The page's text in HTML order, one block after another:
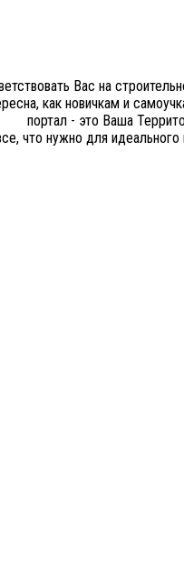
Вас на
как новичкам и
портал - это Ваша
что нужно для